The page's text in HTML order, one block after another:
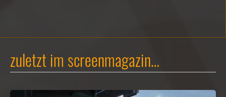
zuletzt im screenmagazin…